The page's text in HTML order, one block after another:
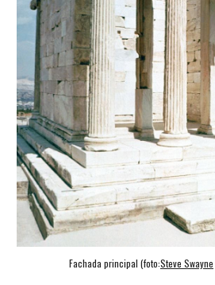
Fachada principal (foto:Steve Swayne